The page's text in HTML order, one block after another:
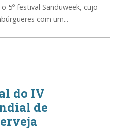
5º festival Sanduweek, cujo
com um...
do IV
de